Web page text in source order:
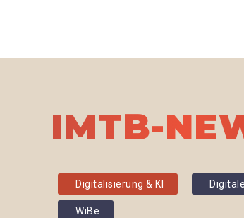
IMTB-
Digitalisierung & KI
WiBe